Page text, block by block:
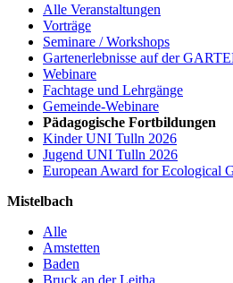
Alle Veranstaltungen
Vorträge
Seminare / Workshops
Gartenerlebnisse auf der
Webinare
Fachtage und Lehrgänge
Gemeinde-Webinare
Pädagogische Fortbildungen
Kinder UNI Tulln 2026
Jugend UNI Tulln 2026
European Award for Ecological
Mistelbach
Alle
Amstetten
Baden
Bruck an der Leitha